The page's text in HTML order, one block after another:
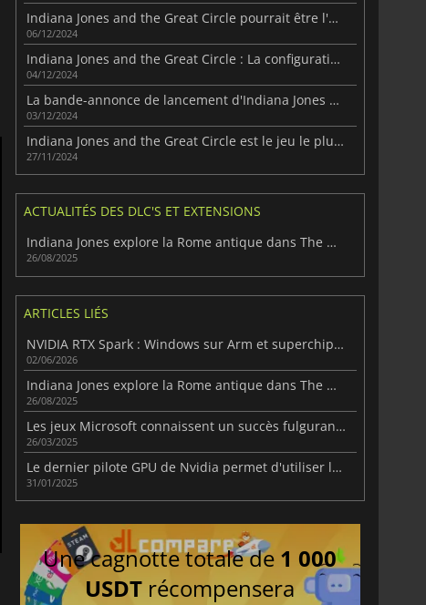
Indiana Jones and the Great Circle pourrait être l'un des meilleurs jeux de 2024
06/12/2024
Indiana Jones and the Great Circle : La configuration requise pour PC révélée
04/12/2024
La bande-annonce de lancement d'Indiana Jones and the Great Circle est disponible
03/12/2024
Indiana Jones and the Great Circle est le jeu le plus long de MachineGames à ce jour
27/11/2024
ACTUALITÉS DES DLC'S ET EXTENSIONS
Indiana Jones explore la Rome antique dans The Order of Giants
26/08/2025
ARTICLES LIÉS
NVIDIA RTX Spark : Windows sur Arm et superchip pour PC compacts
02/06/2026
Indiana Jones explore la Rome antique dans The Order of Giants
26/08/2025
Les jeux Microsoft connaissent un succès fulgurant dans le PlayStation Store
26/03/2025
Le dernier pilote GPU de Nvidia permet d'utiliser le DLSS 4 dans les jeux et les applications
31/01/2025
Une cagnotte totale de 1 000
USDT récompensera